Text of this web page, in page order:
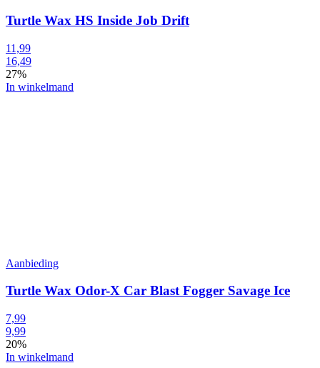
Turtle Wax HS Inside Job Drift
11,99
16,49
27%
In winkelmand
Aanbieding
Turtle Wax Odor-X Car Blast Fogger Savage Ice
7,99
9,99
20%
In winkelmand